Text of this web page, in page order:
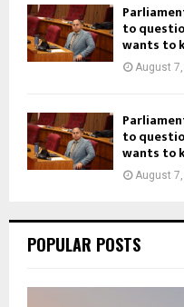
to
wants to
August
to
wants to
August
POPULAR POSTS